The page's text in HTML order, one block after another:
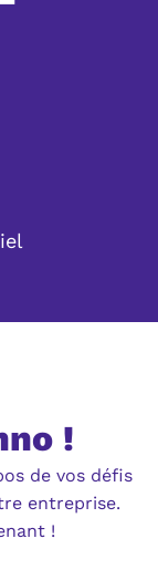
!
de vos défis
entreprise.
!